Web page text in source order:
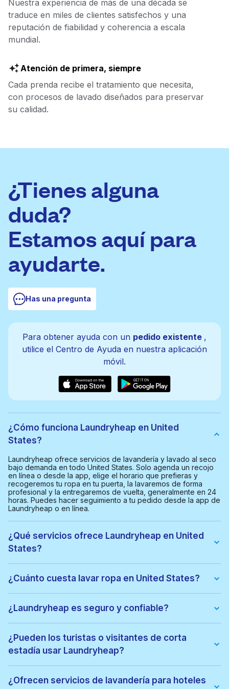
Nuestra experiencia de más de una década se
traduce en miles de clientes satisfechos y una
reputación de fiabilidad y coherencia a escala
mundial.
Atención de primera, siempre
Cada prenda recibe el tratamiento que necesita,
con procesos de lavado diseñados para preservar
su calidad.
¿Tienes alguna
duda?
Estamos aquí para
ayudarte.
Has una pregunta
Para obtener ayuda con un pedido existente ,
utilice el Centro de Ayuda en nuestra aplicación
móvil.
¿Cómo funciona Laundryheap en United
States?
Laundryheap ofrece servicios de lavandería y lavado al seco
bajo demanda en todo United States. Solo agenda un recojo
en línea o desde la app, elige el horario que prefieras y
recogeremos tu ropa en tu puerta, la lavaremos de forma
profesional y la entregaremos de vuelta, generalmente en 24
horas. Puedes hacer seguimiento a tu pedido desde la app de
Laundryheap o en línea.
¿Qué servicios ofrece Laundryheap en United
States?
• Lavado y doblado
• Lavado al seco
• Planchado
• Servicios de lavandería express
¿Cuánto cuesta lavar ropa en United States?
ver el costo exacto antes de confirmar tu pedido, sin cargos
ocultos.
¿Laundryheap es seguro y confiable?
verificados y tratadas con cuidado. Miles de clientes en United
States confían en Laundryheap para su lavado regular y
lavado al seco.
¿Pueden los turistas o visitantes de corta
estadía usar Laundryheap?
• Turistas
• Viajeros de negocios
¿Ofrecen servicios de lavandería para hoteles